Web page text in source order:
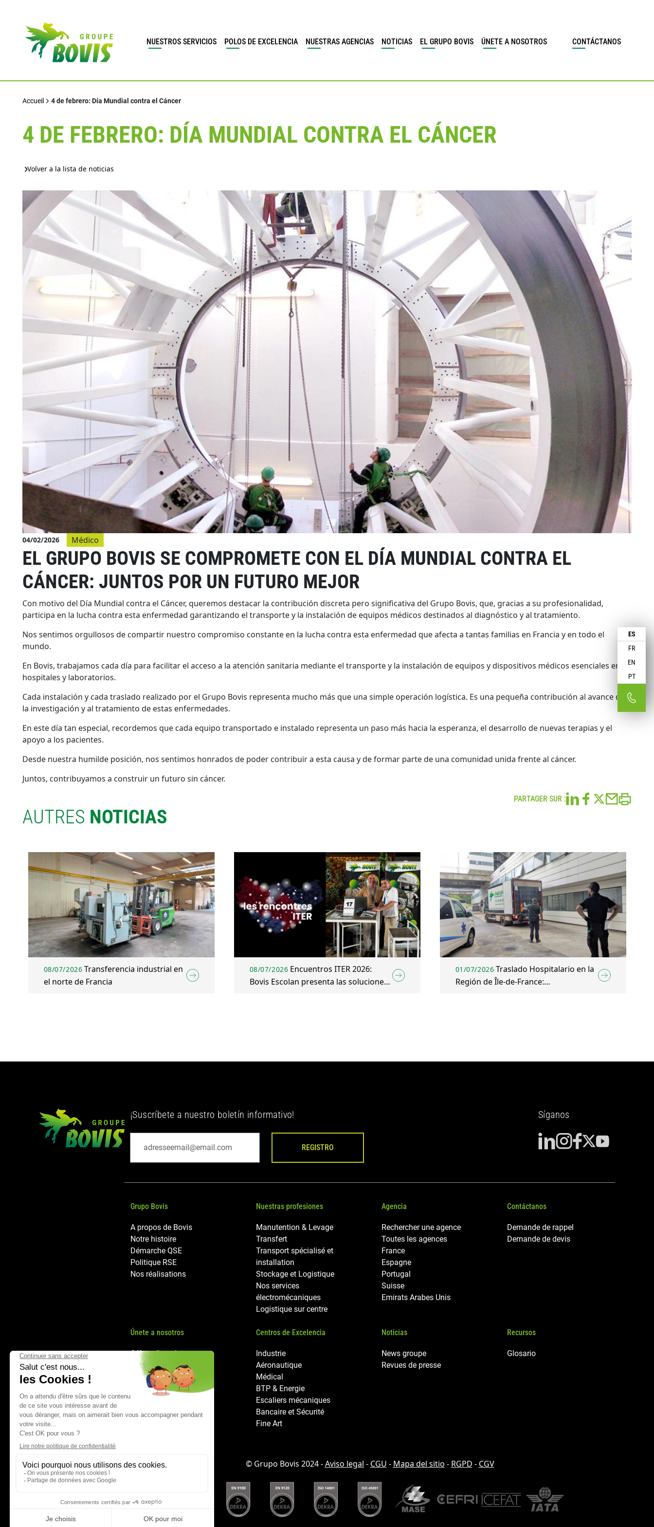
NUESTROS SERVICIOS POLOS DE EXCELENCIA NUESTRAS AGENCIAS NOTICIAS EL GRUPO BOVIS ÚNETE A NOSOTROS CONTÁCTANOS
Accueil 4 de febrero: Día Mundial contra el Cáncer
4 DE FEBRERO: DÍA MUNDIAL CONTRA EL CÁNCER
ES
FR
EN
PT
Volver a la lista de noticias
04/02/2026 Médico
EL GRUPO BOVIS SE COMPROMETE CON EL DÍA MUNDIAL CONTRA EL
CÁNCER: JUNTOS POR UN FUTURO MEJOR
Con motivo del Día Mundial contra el Cáncer, queremos destacar la contribución discreta pero significativa del Grupo Bovis, que, gracias a su profesionalidad,
participa en la lucha contra esta enfermedad garantizando el transporte y la instalación de equipos médicos destinados al diagnóstico y al tratamiento.
Nos sentimos orgullosos de compartir nuestro compromiso constante en la lucha contra esta enfermedad que afecta a tantas familias en Francia y en todo el
mundo.
En Bovis, trabajamos cada día para facilitar el acceso a la atención sanitaria mediante el transporte y la instalación de equipos y dispositivos médicos esenciales en
hospitales y laboratorios.
Cada instalación y cada traslado realizado por el Grupo Bovis representa mucho más que una simple operación logística. Es una pequeña contribución al avance de
la investigación y al tratamiento de estas enfermedades.
En este día tan especial, recordemos que cada equipo transportado e instalado representa un paso más hacia la esperanza, el desarrollo de nuevas terapias y el
apoyo a los pacientes.
Desde nuestra humilde posición, nos sentimos honrados de poder contribuir a esta causa y de formar parte de una comunidad unida frente al cáncer.
Juntos, contribuyamos a construir un futuro sin cáncer.
PARTAGER SUR :
AUTRES NOTICIAS
08/07/2026 Transferencia industrial en
el norte de Francia
08/07/2026 Encuentros ITER 2026:
Bovis Escolan presenta las soluciones
01/07/2026 Traslado Hospitalario en la
Región de Île-de-France:
¡Suscríbete a nuestro boletín informativo!
REGISTRO
Síganos
Grupo Bovis
A propos de Bovis
Notre histoire
Démarche QSE
Politique RSE
Nos réalisations
Nuestras profesiones
Manutention & Levage
Transfert
Transport spécialisé et
installation
Stockage et Logistique
Nos services
électromécaniques
Logistique sur centre
Agencia
Rechercher une agence
Toutes les agences
France
Espagne
Portugal
Suisse
Emirats Arabes Unis
Contáctanos
Demande de rappel
Demande de devis
Únete a nosotros
Offres d'emploi
Nos métiers
Politique RH
Centros de Excelencia
Industrie
Aéronautique
Médical
BTP & Energie
Escaliers mécaniques
Bancaire et Sécurité
Fine Art
Noticias
News groupe
Revues de presse
Recursos
Glosario
© Grupo Bovis 2024 -Aviso legal - CGU - Mapa del sitio - RGPD - CGV